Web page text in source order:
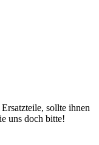
sollte ihnen
uns doch bitte!